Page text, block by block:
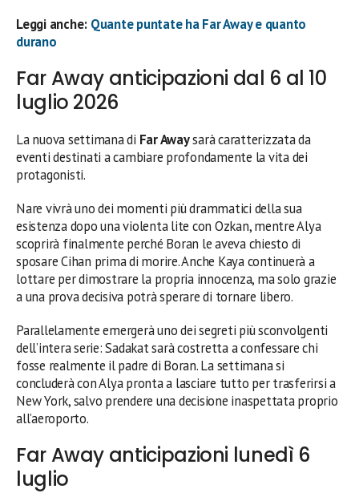
Leggi anche: Quante puntate ha Far Away e quanto
durano
Far Away anticipazioni dal 6 al 10
luglio 2026
La nuova settimana di Far Awaysarà caratterizzata da
eventi destinati a cambiare profondamente la vita dei
protagonisti.
Nare vivrà uno dei momenti più drammatici della sua
esistenza dopo una violenta lite con Ozkan, mentre Alya
scoprirà finalmente perché Boran le aveva chiesto di
sposare Cihan prima di morire. Anche Kaya continuerà a
lottare per dimostrare la propria innocenza, ma solo grazie
a una prova decisiva potrà sperare di tornare libero.
Parallelamente emergerà uno dei segreti più sconvolgenti
dell’intera serie: Sadakat sarà costretta a confessare chi
fosse realmente il padre di Boran. La settimana si
concluderà con Alya pronta a lasciare tutto per trasferirsi a
New York, salvo prendere una decisione inaspettata proprio
all’aeroporto.
Far Away anticipazioni lunedì 6
luglio